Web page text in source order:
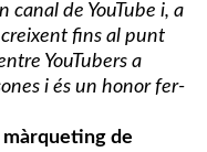
canal de YouTube i, a
creixent fins al punt
YouTubers a
i és un honor fer-
màrqueting de